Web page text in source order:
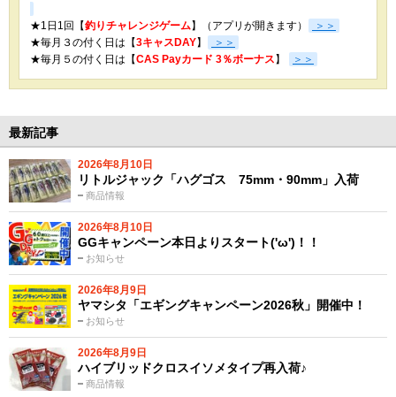
★1日1回【釣りチャレンジゲーム】（アプリが開きます）
＞＞
★毎月３の付く日は【3キャスDAY】
＞＞
★毎月５の付く日は【CAS Payカード 3％ボーナス 】 ＞＞
最新記事
2026年8月10日
商品情報
リトルジャック「ハグゴス 75mm・90mm」入荷
2026年8月10日
お知らせ
GGキャンペーン本日よりスタート('ω')！！
2026年8月9日
お知らせ
ヤマシタ「エギングキャンペーン2026秋」開催中！
2026年8月9日
商品情報
ハイブリッドクロスイソメタイプ再入荷♪